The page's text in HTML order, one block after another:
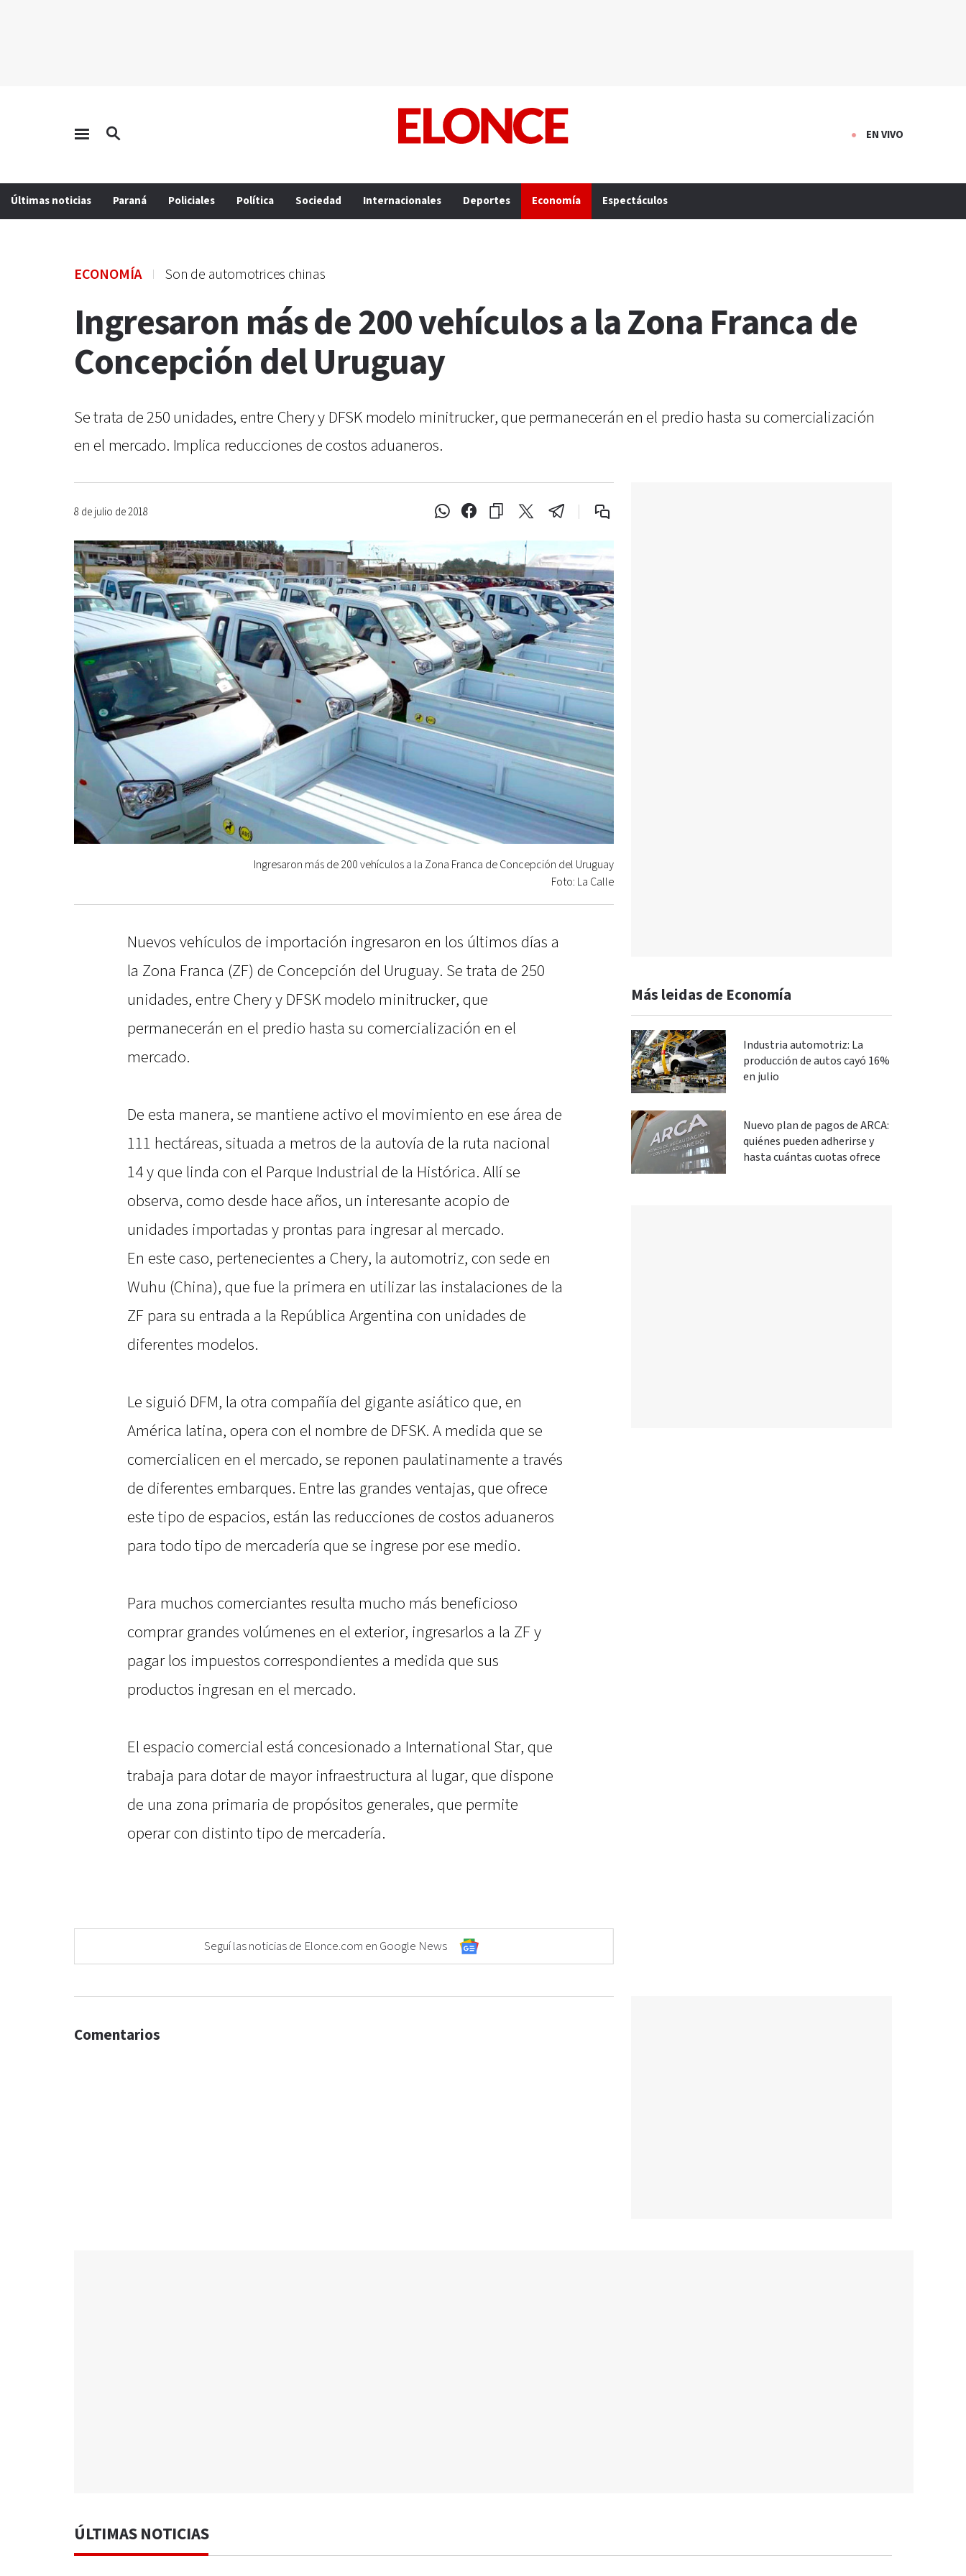
EN VIVO
Últimas noticias Paraná Policiales Política Sociedad Internacionales Deportes Economía Espectáculos
ECONOMÍA Son de automotrices chinas
Ingresaron más de 200 vehículos a la Zona Franca de
Concepción del Uruguay
Se trata de 250 unidades, entre Chery y DFSK modelo minitrucker, que permanecerán en el predio hasta su comercialización
en el mercado. Implica reducciones de costos aduaneros.
8 de julio de 2018
Ingresaron más de 200 vehículos a la Zona Franca de Concepción del Uruguay
Foto: La Calle
Nuevos vehículos de importación ingresaron en los últimos días a
la Zona Franca (ZF) de Concepción del Uruguay. Se trata de 250
unidades, entre Chery y DFSK modelo minitrucker, que
permanecerán en el predio hasta su comercialización en el
mercado.
De esta manera, se mantiene activo el movimiento en ese área de
111 hectáreas, situada a metros de la autovía de la ruta nacional
14 y que linda con el Parque Industrial de la Histórica. Allí se
observa, como desde hace años, un interesante acopio de
unidades importadas y prontas para ingresar al mercado.
En este caso, pertenecientes a Chery, la automotriz, con sede en
Wuhu (China), que fue la primera en utilizar las instalaciones de la
ZF para su entrada a la República Argentina con unidades de
diferentes modelos.
Le siguió DFM, la otra compañía del gigante asiático que, en
América latina, opera con el nombre de DFSK. A medida que se
comercialicen en el mercado, se reponen paulatinamente a través
de diferentes embarques. Entre las grandes ventajas, que ofrece
este tipo de espacios, están las reducciones de costos aduaneros
para todo tipo de mercadería que se ingrese por ese medio.
Para muchos comerciantes resulta mucho más beneficioso
comprar grandes volúmenes en el exterior, ingresarlos a la ZF y
pagar los impuestos correspondientes a medida que sus
productos ingresan en el mercado.
El espacio comercial está concesionado a International Star, que
trabaja para dotar de mayor infraestructura al lugar, que dispone
de una zona primaria de propósitos generales, que permite
operar con distinto tipo de mercadería.
Seguí las noticias de Elonce.com en Google News
Más leidas de Economía
Industria automotriz: La
producción de autos cayó 16%
en julio
Nuevo plan de pagos de ARCA:
quiénes pueden adherirse y
hasta cuántas cuotas ofrece
Comentarios
ÚLTIMAS NOTICIAS